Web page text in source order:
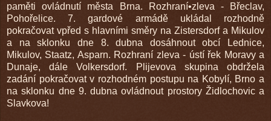
paměti ovládnutí města Brna. Rozhraní•zleva - Břeclav,
Pohořelice. 7. gardové armádě ukládal rozhodně
pokračovat vpřed s hlavními směry na Zistersdorf a Mikulov
a na sklonku dne 8. dubna dosáhnout obcí Lednice,
Mikulov, Staatz, Asparn. Rozhraní zleva - ústí řek Moravy a
Dunaje, dále Volkersdorf. Plijevova skupina obdržela
zadání pokračovat v rozhodném postupu na Kobylí, Brno a
na sklonku dne 9. dubna ovládnout prostory Židlochovic a
Slavkova!